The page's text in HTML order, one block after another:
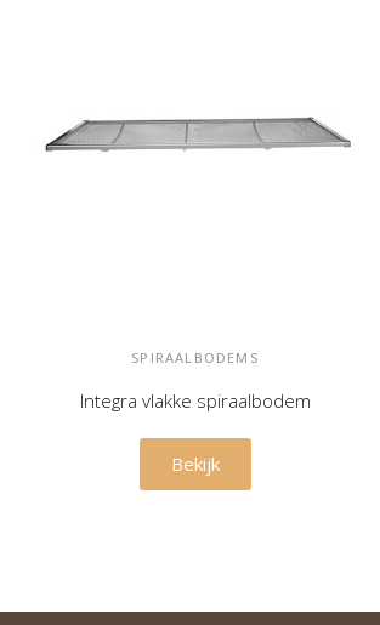
SPIRAALBODEMS
Integra vlakke spiraalbodem
€ 345,00
Bekijk